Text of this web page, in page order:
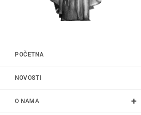
POČETNA
NOVOSTI
O NAMA